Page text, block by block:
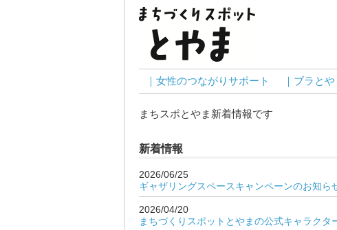
｜女性のつながりサポート ｜ブラとや
まちスポとやま新着情報です
新着情報
2026/06/25
ギャザリングスペースキャンペーンのお知ら
2026/04/20
まちづくりスポットとやまの公式キャラクタ